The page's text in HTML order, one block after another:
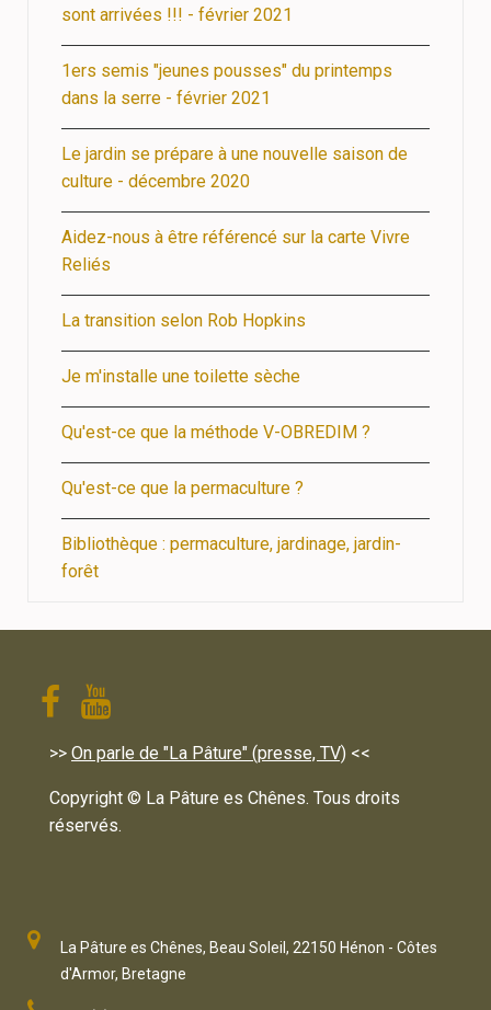
sont arrivées !!! - février 2021
1ers semis "jeunes pousses" du printemps
dans la serre - février 2021
Le jardin se prépare à une nouvelle saison de
culture - décembre 2020
Aidez-nous à être référencé sur la carte Vivre
Reliés
La transition selon Rob Hopkins
Je m'installe une toilette sèche
Qu'est-ce que la méthode V-OBREDIM ?
Qu'est-ce que la permaculture ?
Bibliothèque : permaculture, jardinage, jardin-
forêt
>> On parle de "La Pâture" (presse, TV) <<
Copyright © La Pâture es Chênes. Tous droits
réservés.
La Pâture es Chênes, Beau Soleil, 22150 Hénon - Côtes
d'Armor, Bretagne